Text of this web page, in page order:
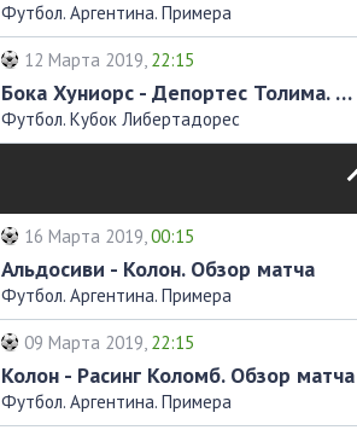
Футбол. Аргентина. Примера
12 Марта 2019, 22:15
Бока Хуниорс - Депортес Толима. Обзор матча
Футбол. Кубок Либертадорес
16 Марта 2019,00:15
Альдосиви - Колон. Обзор матча
Футбол. Аргентина. Примера
09 Марта 2019, 22:15
Колон - Расинг Коломб. Обзор матча
Футбол. Аргентина. Примера